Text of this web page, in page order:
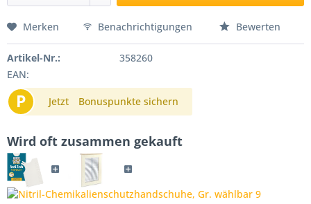
Merken Benachrichtigungen Bewerten
Artikel-Nr.:
358260
EAN:
P Jetzt Bonuspunkte sichern
Wird oft zusammen gekauft